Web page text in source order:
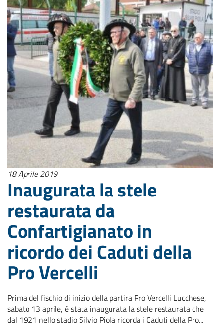
18 Aprile 2019
Inaugurata la stele
restaurata da
Confartigianato in
ricordo dei Caduti della
Pro Vercelli
Prima del fischio di inizio della partira Pro Vercelli Lucchese,
sabato 13 aprile, è stata inaugurata la stele restaurata che
dal 1921 nello stadio Silvio Piola ricorda i Caduti della Pro...